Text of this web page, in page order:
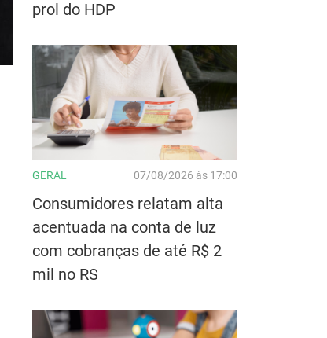
prol do HDP
GERAL 07/08/2026 às 17:00
Consumidores relatam alta
acentuada na conta de luz
com cobranças de até R$ 2
mil no RS